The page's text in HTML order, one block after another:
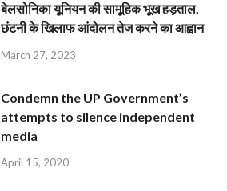
बेलसोनिका यूनियन की सामूहिक भूख हड़ताल,
छंटनी के खिलाफ आंदोलन तेज करने का आह्वान
March 27, 2023
Condemn the UP Government’s
attempts to silence independent
media
April 15, 2020